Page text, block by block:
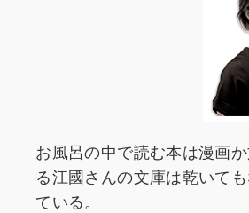
お風呂の中で読む本は漫画
る江國さんの文庫は乾いて
ている。